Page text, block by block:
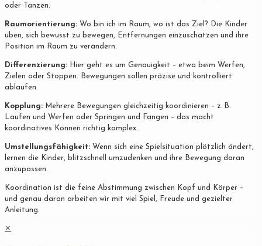
oder Tanzen.
Raumorientierung: Wo bin ich im Raum, wo ist das Ziel? Die Kinder
üben, sich bewusst zu bewegen, Entfernungen einzuschätzen und ihre
Position im Raum zu verändern.
Differenzierung: Hier geht es um Genauigkeit – etwa beim Werfen,
Zielen oder Stoppen. Bewegungen sollen präzise und kontrolliert
ablaufen.
Kopplung: Mehrere Bewegungen gleichzeitig koordinieren – z. B.
Laufen und Werfen oder Springen und Fangen – das macht
koordinatives Können richtig komplex.
Umstellungsfähigkeit: Wenn sich eine Spielsituation plötzlich ändert,
lernen die Kinder, blitzschnell umzudenken und ihre Bewegung daran
anzupassen.
Koordination ist die feine Abstimmung zwischen Kopf und Körper –
und genau daran arbeiten wir mit viel Spiel, Freude und gezielter
Anleitung.
✕